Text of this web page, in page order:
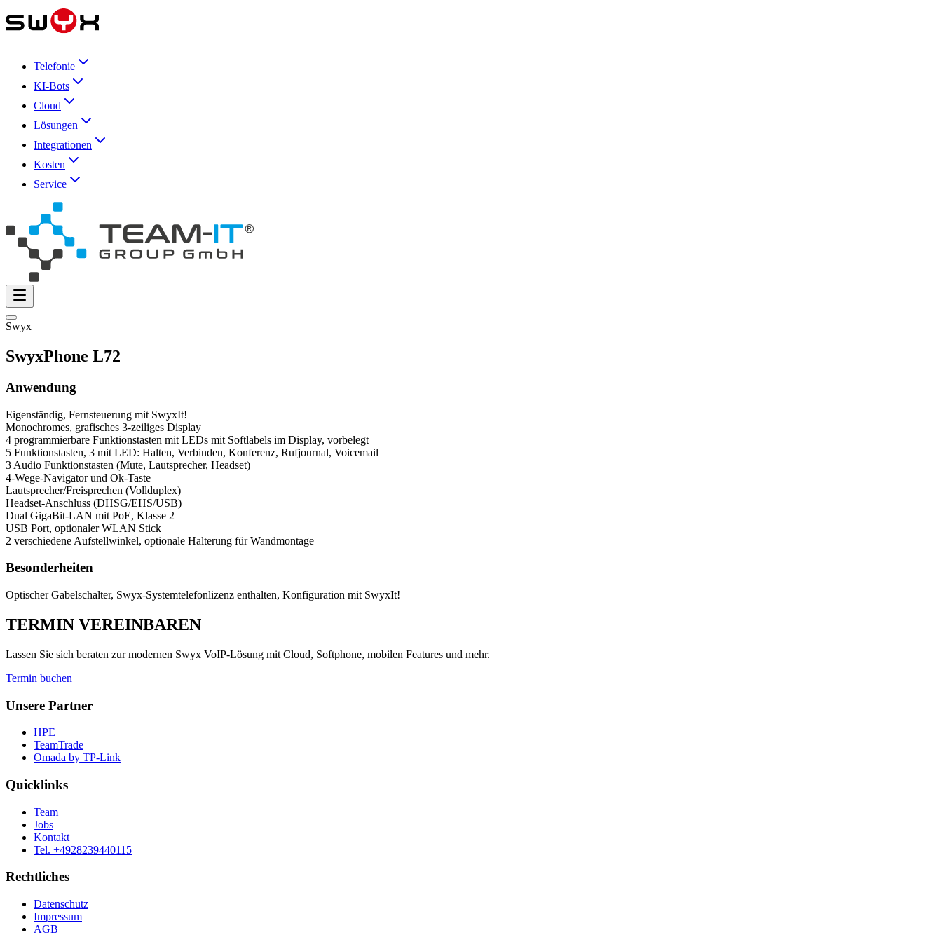
Telefonie
KI-Bots
Cloud
Lösungen
Integrationen
Kosten
Service
Swyx
SwyxPhone L72
Anwendung
Eigenständig, Fernsteuerung mit SwyxIt!
Monochromes, grafisches 3-zeiliges Display
4 programmierbare Funktionstasten mit LEDs mit Softlabels im Display, vorbelegt
5 Funktionstasten, 3 mit LED: Halten, Verbinden, Konferenz, Rufjournal, Voicemail
3 Audio Funktionstasten (Mute, Lautsprecher, Headset)
4-Wege-Navigator und Ok-Taste
Lautsprecher/Freisprechen (Vollduplex)
Headset-Anschluss (DHSG/EHS/USB)
Dual GigaBit-LAN mit PoE, Klasse 2
USB Port, optionaler WLAN Stick
2 verschiedene Aufstellwinkel, optionale Halterung für Wandmontage
Besonderheiten
Optischer Gabelschalter, Swyx-Systemtelefonlizenz enthalten, Konfiguration mit SwyxIt!
TERMIN VEREINBAREN
Lassen Sie sich beraten zur modernen Swyx VoIP-Lösung mit Cloud, Softphone, mobilen Features und mehr.
Termin buchen
Unsere Partner
HPE
TeamTrade
Omada by TP-Link
Quicklinks
Team
Jobs
Kontakt
Tel. +4928239440115
Rechtliches
Datenschutz
Impressum
AGB